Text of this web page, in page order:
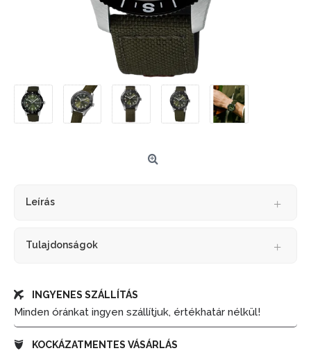
Leírás
Tulajdonságok
INGYENES SZÁLLÍTÁS
Minden óránkat ingyen szállítjuk, értékhatár nélkül!
KOCKÁZATMENTES VÁSÁRLÁS